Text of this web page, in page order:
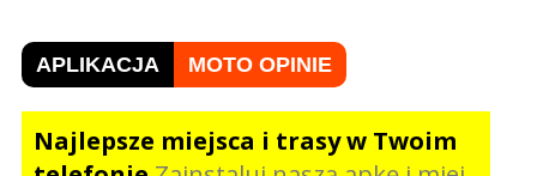
APLIKACJA MOTO OPINIE
Najlepsze miejsca i trasy w Twoim